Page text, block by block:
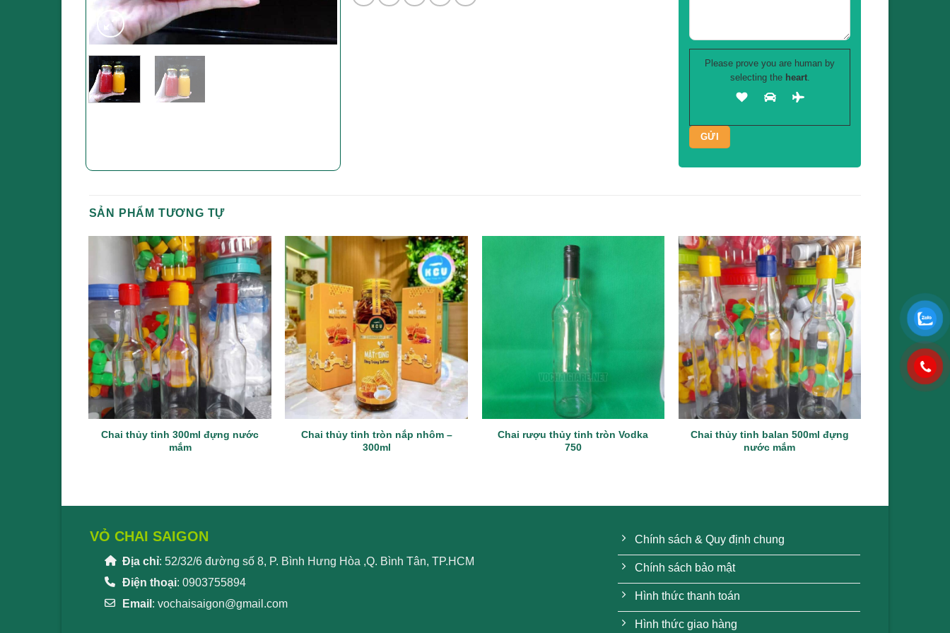
Please prove you are human by
selecting theheart.
SẢN PHẨM TƯƠNG TỰ
Chai thủy tinh 300ml đựng nước
mắm
Chai thủy tinh tròn nắp nhôm –
300ml
Chai rượu thủy tinh tròn Vodka
750
Chai thủy tinh balan 500ml đựng
nước mắm
VỎ CHAI SAIGON
Địa chỉ: 52/32/6 đường số 8, P. Bình Hưng Hòa ,Q. Bình Tân, TP.HCM
Điện thoại: 0903755894
Email : vochaisaigon@gmail.com
Chính sách & Quy định chung
Chính sách bảo mật
Hình thức thanh toán
Hình thức giao hàng